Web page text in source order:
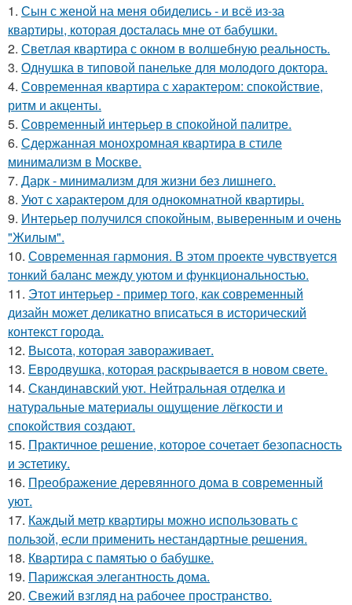
1. Сын с женой на меня обиделись - и всё из-за
квартиры, которая досталась мне от бабушки.
2. Светлая квартира с окном в волшебную реальность.
3. Однушка в типовой панельке для молодого доктора.
4. Современная квартира с характером: спокойствие,
ритм и акценты.
5. Современный интерьер в спокойной палитре.
6. Сдержанная монохромная квартира в стиле
минимализм в Москве.
7. Дарк - минимализм для жизни без лишнего.
8. Уют с характером для однокомнатной квартиры.
9. Интерьер получился спокойным, выверенным и очень
"Жилым".
10. Современная гармония. В этом проекте чувствуется
тонкий баланс между уютом и функциональностью.
11. Этот интерьер - пример того, как современный
дизайн может деликатно вписаться в исторический
контекст города.
12. Высота, которая завораживает.
13. Евродвушка, которая раскрывается в новом свете.
14. Скандинавский уют. Нейтральная отделка и
натуральные материалы ощущение лёгкости и
спокойствия создают.
15. Практичное решение, которое сочетает безопасность
и эстетику.
16. Преображение деревянного дома в современный
уют.
17. Каждый метр квартиры можно использовать с
пользой, если применить нестандартные решения.
18. Квартира с памятью о бабушке.
19. Парижская элегантность дома.
20. Свежий взгляд на рабочее пространство.